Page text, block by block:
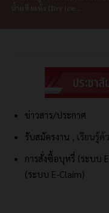
ข่าวสาร/ประกาศ
รับสมัครงาน , เรียนรู้ด้
การสั่งซื้อบุหรี่ (ระบบ
(ระบบ E-Claim)